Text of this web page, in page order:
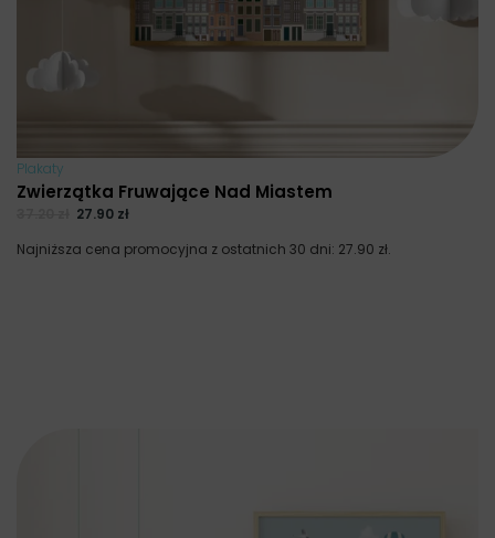
Plakaty
Zwierzątka Fruwające Nad Miastem
27.90 zł
Najniższa cena promocyjna z ostatnich 30 dni: 27.90 zł.